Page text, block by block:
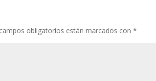
obligatorios están marcados con*